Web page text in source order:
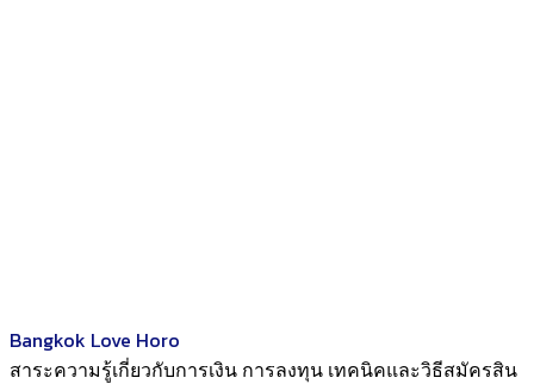
Bangkok Love Horo
สาระความรู้เกี่ยวกับการเงิน การลงทุน เทคนิคและวิธีสมัครสิน